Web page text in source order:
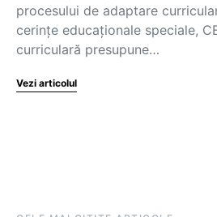
procesului de adaptare
cerințe educaționale speciale,
curriculară presupune…
Vezi articolul